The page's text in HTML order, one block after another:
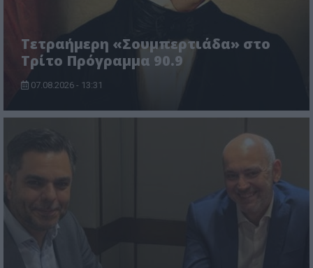
Τετραήμερη «Σουμπερτιάδα» στο
Τρίτο Πρόγραμμα 90.9
07.08.2026 - 13:31